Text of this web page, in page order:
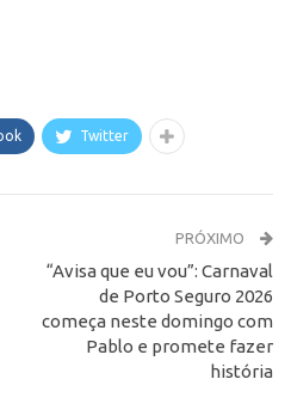
Twitter
PRÓXIMO
“Avisa que eu vou”: Carnaval
de Porto Seguro 2026
começa neste domingo com
Pablo e promete fazer
história